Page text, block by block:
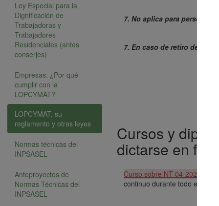
Ley Especial para la
Dignificación de
Trabajadoras y
Trabajadores
Residenciales (antes
conserjes)
Empresas: ¿Por qué
cumplir con la
LOPCYMAT?
LOPCYMAT, su
reglamento y otras leyes
Normas técnicas del
INPSASEL
Anteproyectos de
Normas Técnicas del
INPSASEL
7. No aplica para personas
7. En caso de retiro de uno
Cursos y
dictarse en
Curso sobre NT-04-2023,
continuo durante todo el